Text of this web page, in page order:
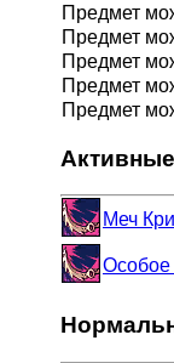
Предмет
Предмет
Предмет
Предмет
Предмет
Меч
Особое